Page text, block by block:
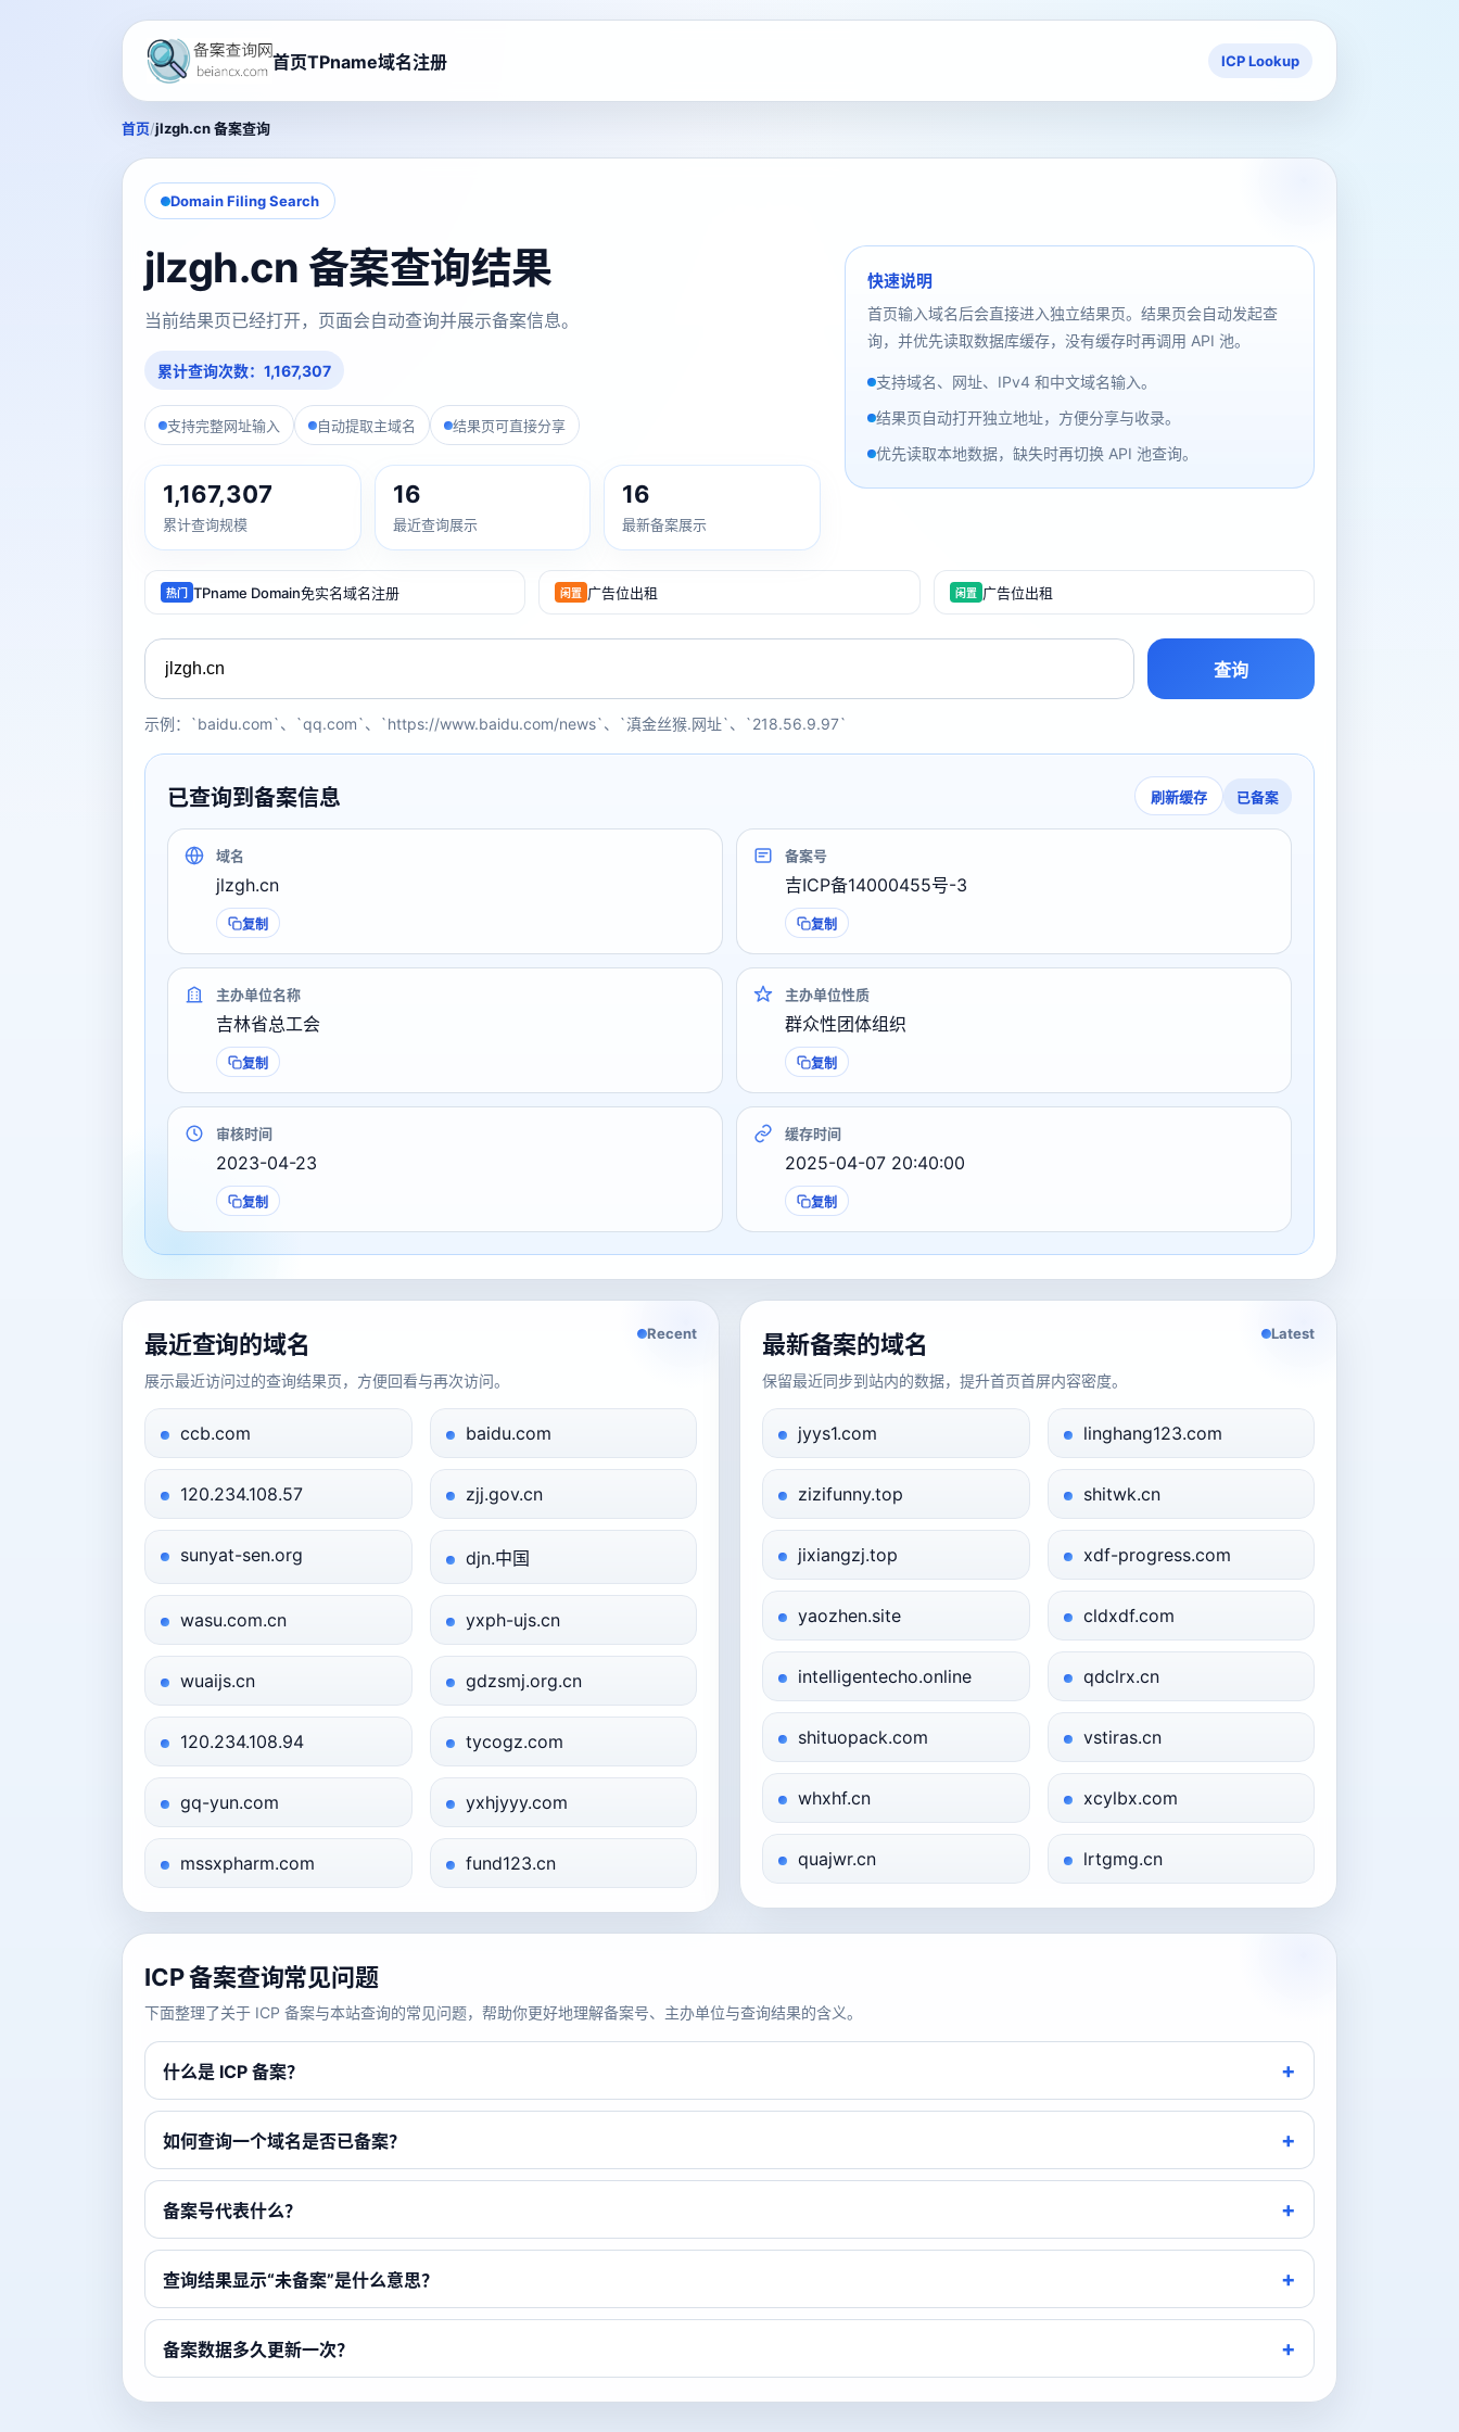
首页TPname域名注册 ICP Lookup
首页/jlzgh.cn 备案查询
Domain Filing Search
jlzgh.cn 备案查询结果
当前结果页已经打开，页面会自动查询并展示备案信息。
累计查询次数：1,167,307
支持完整网址输入 自动提取主域名 结果页可直接分享
1,167,307
累计查询规模
16
最近查询展示
16
最新备案展示
快速说明
首页输入域名后会直接进入独立结果页。结果页会自动发起查
询，并优先读取数据库缓存，没有缓存时再调用 API 池。
支持域名、网址、IPv4 和中文域名输入。
结果页自动打开独立地址，方便分享与收录。
优先读取本地数据，缺失时再切换 API 池查询。
热门 TPname Domain免实名域名注册 闲置 广告位出租 闲置 广告位出租
查询
示例：`baidu.com`、`qq.com`、`https://www.baidu.com/news`、`滇金丝猴.网址`、`218.56.9.97`
已查询到备案信息 刷新缓存 已备案
域名
jlzgh.cn
复制
备案号
吉ICP备14000455号-3
复制
主办单位名称
吉林省总工会
复制
主办单位性质
群众性团体组织
复制
审核时间
2023-04-23
复制
缓存时间
2025-04-07 20:40:00
复制
最近查询的域名
展示最近访问过的查询结果页，方便回看与再次访问。
Recent
ccb.com baidu.com
120.234.108.57 zjj.gov.cn
sunyat-sen.org djn.中国
wasu.com.cn yxph-ujs.cn
wuaijs.cn gdzsmj.org.cn
120.234.108.94 tycogz.com
gq-yun.com yxhjyyy.com
mssxpharm.com fund123.cn
最新备案的域名
保留最近同步到站内的数据，提升首页首屏内容密度。
Latest
jyys1.com linghang123.com
zizifunny.top shitwk.cn
jixiangzj.top xdf-progress.com
yaozhen.site cldxdf.com
intelligentecho.online qdclrx.cn
shituopack.com vstiras.cn
whxhf.cn xcylbx.com
quajwr.cn lrtgmg.cn
ICP 备案查询常见问题
下面整理了关于 ICP 备案与本站查询的常见问题，帮助你更好地理解备案号、主办单位与查询结果的含义。
什么是 ICP 备案？
如何查询一个域名是否已备案？
备案号代表什么？
查询结果显示“未备案”是什么意思？
备案数据多久更新一次？